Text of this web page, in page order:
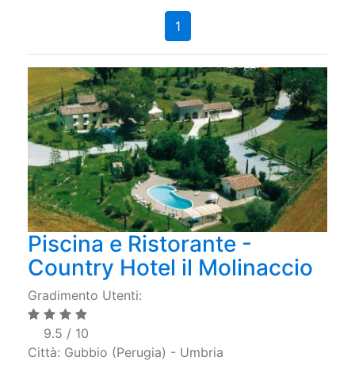
1
Piscina e Ristorante -
Country Hotel il Molinaccio
Gradimento Utenti:
9.5 / 10
Città: Gubbio (Perugia) - Umbria